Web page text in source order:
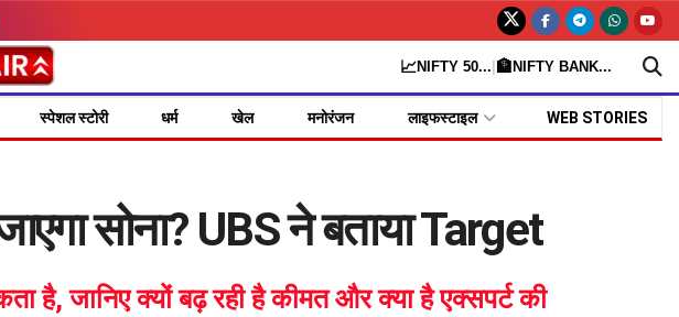
📈NIFTY 50... 🏦NIFTY BANK...
स्पेशल स्टोरी धर्म खेल मनोरंजन लाइफस्टाइल WEB STORIES
सोना? UBS ने बताया Target
है, जानिए क्यों बढ़ रही है कीमत और क्या है एक्सपर्ट की